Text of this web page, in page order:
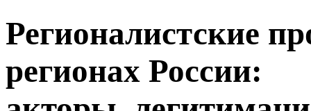
Регионалистские
регионах России: